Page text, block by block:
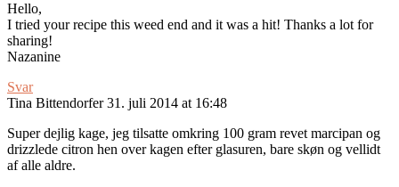
Hello,
I tried your recipe this weed end and it was a hit! Thanks a lot for
sharing!
Nazanine
Svar
Tina Bittendorfer 31. juli 2014 at 16:48
Super dejlig kage, jeg tilsatte omkring 100 gram revet marcipan og
drizzlede citron hen over kagen efter glasuren, bare skøn og vellidt
af alle aldre.